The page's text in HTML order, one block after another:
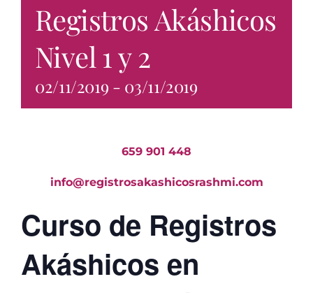
Registros Akáshicos
Nivel 1 y 2
02/11/2019 - 03/11/2019
659 901 448
info@registrosakashicosrashmi.com
Curso de Registros
Akáshicos en